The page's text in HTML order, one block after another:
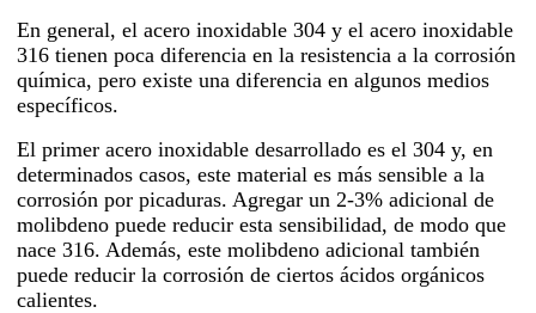
En general, el acero inoxidable 304 y el acero inoxidable
316 tienen poca diferencia en la resistencia a la corrosión
química, pero existe una diferencia en algunos medios
específicos.
El primer acero inoxidable desarrollado es el 304 y, en
determinados casos, este material es más sensible a la
corrosión por picaduras. Agregar un 2-3% adicional de
molibdeno puede reducir esta sensibilidad, de modo que
nace 316. Además, este molibdeno adicional también
puede reducir la corrosión de ciertos ácidos orgánicos
calientes.